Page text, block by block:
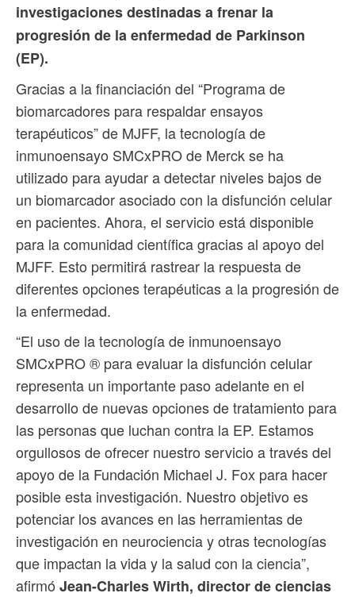
investigaciones destinadas a frenar la
progresión de la enfermedad de Parkinson
(EP).
Gracias a la financiación del “Programa de
biomarcadores para respaldar ensayos
terapéuticos” de MJFF, la tecnología de
inmunoensayo SMCxPRO de Merck se ha
utilizado para ayudar a detectar niveles bajos de
un biomarcador asociado con la disfunción celular
en pacientes. Ahora, el servicio está disponible
para la comunidad científica gracias al apoyo del
MJFF. Esto permitirá rastrear la respuesta de
diferentes opciones terapéuticas a la progresión de
la enfermedad.
“El uso de la tecnología de inmunoensayo
SMCxPRO ® para evaluar la disfunción celular
representa un importante paso adelante en el
desarrollo de nuevas opciones de tratamiento para
las personas que luchan contra la EP. Estamos
orgullosos de ofrecer nuestro servicio a través del
apoyo de la Fundación Michael J. Fox para hacer
posible esta investigación. Nuestro objetivo es
potenciar los avances en las herramientas de
investigación en neurociencia y otras tecnologías
que impactan la vida y la salud con la ciencia”,
afirmó Jean-Charles Wirth, director de ciencias